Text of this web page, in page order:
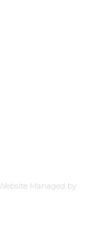
Managed by